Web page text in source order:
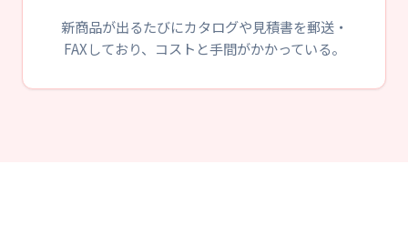
新商品が出るたびにカタログや見積書を郵送・
FAXしており、コストと手間がかかっている。